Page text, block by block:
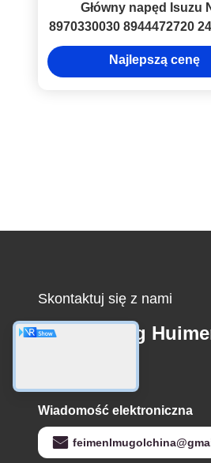
Główny napęd Isuzu
8970330030 8944472720
Najlepszą cenę
Skontaktuj się z nami
Guangdong
Wiadomość elektroniczna